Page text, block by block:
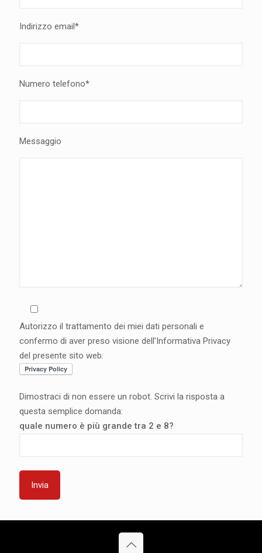
Indirizzo email*
Numero telefono*
Messaggio
Autorizzo il trattamento dei miei dati personali e
confermo di aver preso visione dell'Informativa Privacy
del presente sito web.
Dimostraci di non essere un robot. Scrivi la risposta a
questa semplice domanda:
quale numero è più grande tra 2 e 8?